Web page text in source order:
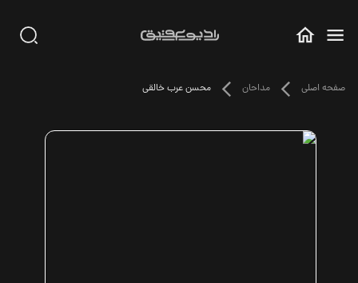
صفحه اصلی مداحان محسن عرب خالقی